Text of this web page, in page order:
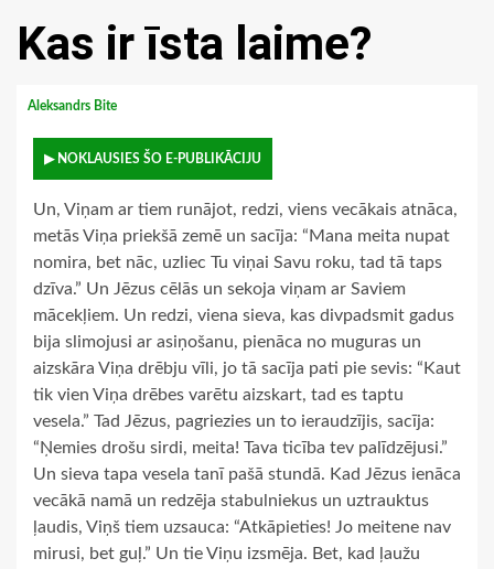
Kas ir īsta laime?
Aleksandrs Bite
▶ NOKLAUSIES ŠO E-PUBLIKĀCIJU
Un, Viņam ar tiem runājot, redzi, viens vecākais atnāca,
metās Viņa priekšā zemē un sacīja: “Mana meita nupat
nomira, bet nāc, uzliec Tu viņai Savu roku, tad tā taps
dzīva.” Un Jēzus cēlās un sekoja viņam ar Saviem
mācekļiem. Un redzi, viena sieva, kas divpadsmit gadus
bija slimojusi ar asiņošanu, pienāca no muguras un
aizskāra Viņa drēbju vīli, jo tā sacīja pati pie sevis: “Kaut
tik vien Viņa drēbes varētu aizskart, tad es taptu
vesela.” Tad Jēzus, pagriezies un to ieraudzījis, sacīja:
“Ņemies drošu sirdi, meita! Tava ticība tev palīdzējusi.”
Un sieva tapa vesela tanī pašā stundā. Kad Jēzus ienāca
vecākā namā un redzēja stabulniekus un uztrauktus
ļaudis, Viņš tiem uzsauca: “Atkāpieties! Jo meitene nav
mirusi, bet guļ.” Un tie Viņu izsmēja. Bet, kad ļaužu